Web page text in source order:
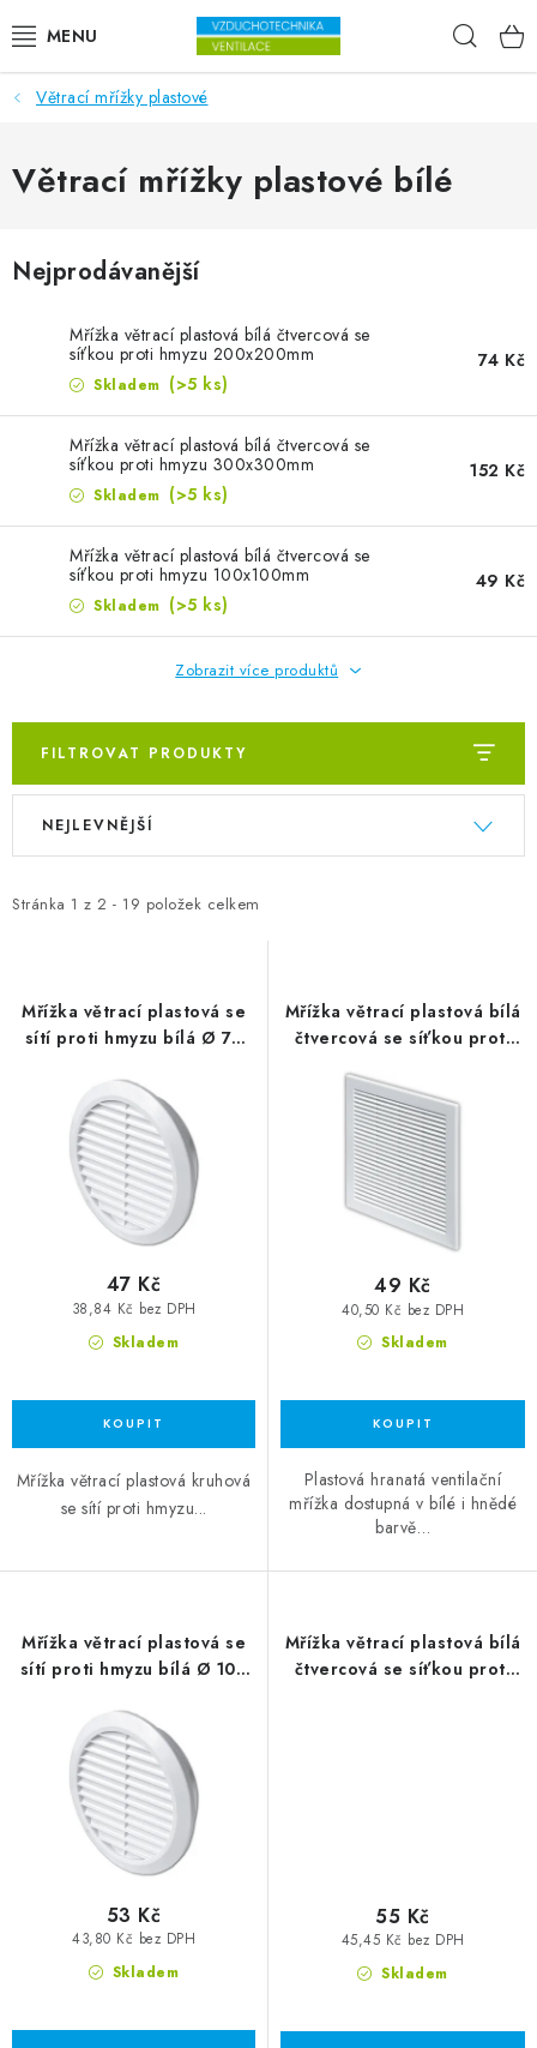
VENTILÁTORY
VZDUCHOTECHNIKA
TOPENÍ A CHLAZENÍ
ÚPRAVA VZDUCHU
FILTRY
ODVLHČOVAČE
NAHŘÍVACÍ POLŠTÁŘEK S LÁVOVÝM PÍSKEM
Větrací mřížky plastové
Větrací mřížky plastové bílé
Nejprodávanější
Mřížka větrací plastová bílá čtvercová se
síťkou proti hmyzu 200x200mm
Skladem (>5 ks)
74 Kč
Mřížka větrací plastová bílá čtvercová se
síťkou proti hmyzu 300x300mm
Skladem (>5 ks)
152 Kč
Mřížka větrací plastová bílá čtvercová se
síťkou proti hmyzu 100x100mm
Skladem (>5 ks)
49 Kč
Zobrazit více produktů
FILTROVAT PRODUKTY
Výpis produktů
Stránka 1 z 2 - 19 položek celkem
Řazení produktů
NEJLEVNĚJŠÍ
Mřížka větrací plastová se
sítí proti hmyzu bílá Ø 70
Skladem
38,84 Kč bez DPH
47 Kč
Mřížka větrací plastová kruhová
se sítí proti hmyzu...
Mřížka větrací plastová bílá
čtvercová se síťkou proti
Skladem
40,50 Kč bez DPH
49 Kč
Plastová hranatá ventilační
mřížka dostupná v bílé i hnědé
barvě…
Mřížka větrací plastová se
sítí proti hmyzu bílá Ø 100
Skladem
43,80 Kč bez DPH
53 Kč
Mřížka větrací plastová bílá
čtvercová se síťkou proti
Skladem
45,45 Kč bez DPH
55 Kč